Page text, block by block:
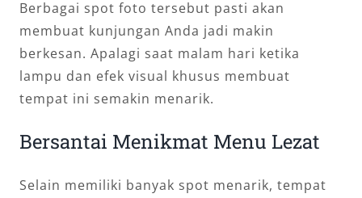
Berbagai spot foto tersebut pasti akan
membuat kunjungan Anda jadi makin
berkesan. Apalagi saat malam hari ketika
lampu dan efek visual khusus membuat
tempat ini semakin menarik.
Bersantai Menikmat Menu Lezat
Selain memiliki banyak spot menarik, tempat